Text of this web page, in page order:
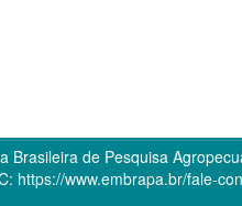
Brasileira de Pesquisa
https://www.embrapa.br/fale-